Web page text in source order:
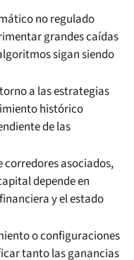
no regulado
grandes caídas
sigan siendo
a las estrategias
histórico
de las
corredores asociados,
depende en
y el estado
o configuraciones
tanto las ganancias